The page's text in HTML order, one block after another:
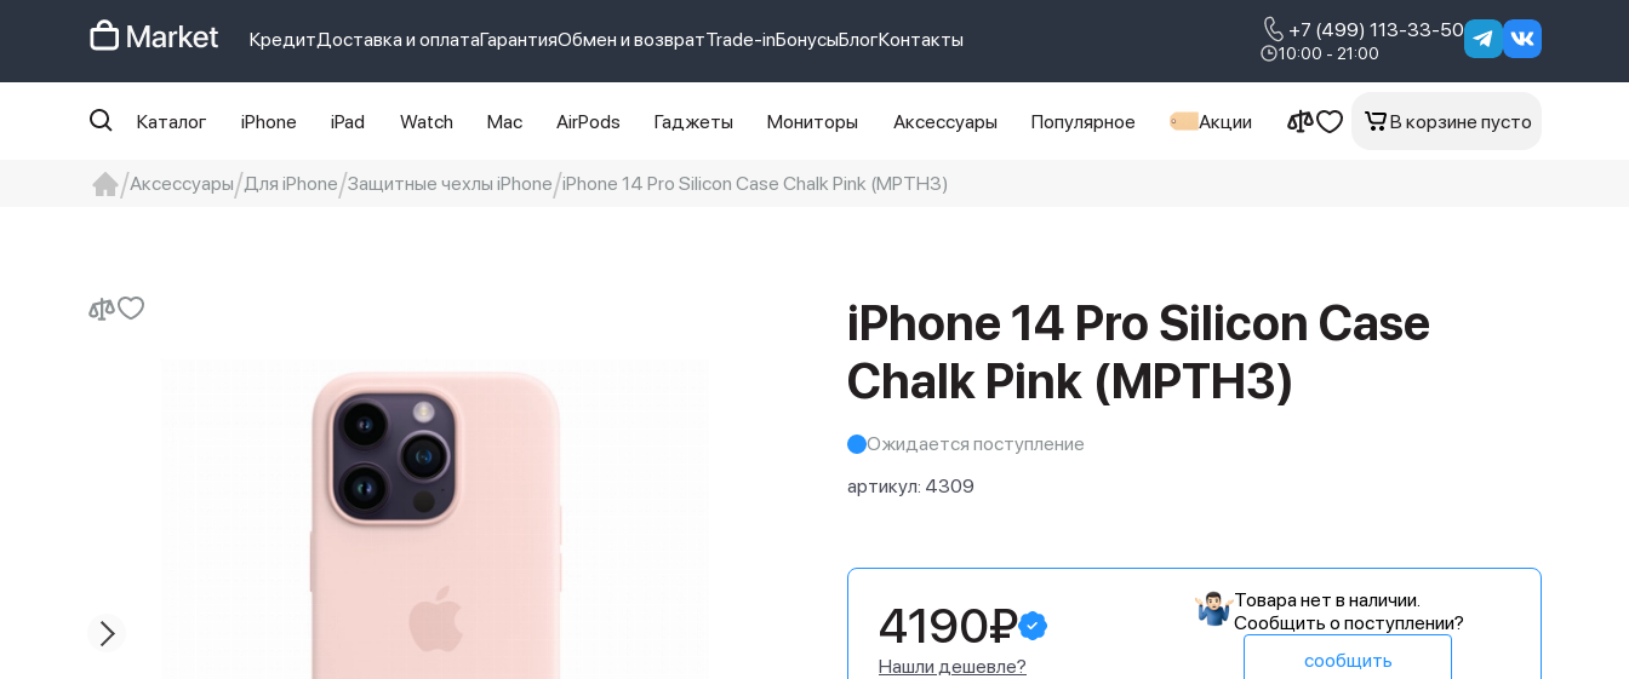
КредитДоставка и оплатаГарантияОбмен и возвратTrade-inБонусыБлогКонтакты +7 (499) 113-33-50
10:00 - 21:00
Каталог iPhone iPad Watch Mac AirPods Гаджеты Мониторы Аксессуары Популярное Акции В корзине пусто
Аксессуары Для iPhone Защитные чехлы iPhone iPhone 14 Pro Silicon Case Chalk Pink (MPTH3)
iPhone 14 Pro Silicon Case
Chalk Pink (MPTH3)
Ожидается поступление
артикул: 4309
4190₽
Нашли дешевле?
Товара нет в наличии.
Сообщить о поступлении?
сообщить